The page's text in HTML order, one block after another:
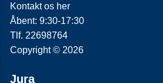
Kontakt os her
Åbent: 9:30-17:30
Tlf. 22698764
Copyright © 2026
Jura